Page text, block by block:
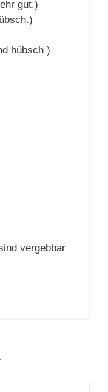
gut.)
hübsch )
vergebbar